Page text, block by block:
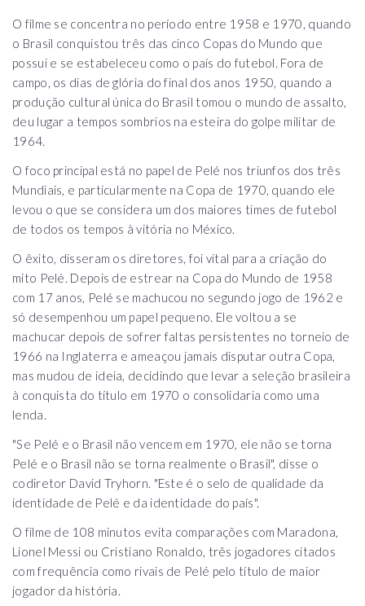
O filme se concentra no período entre 1958 e 1970, quando
o Brasil conquistou três das cinco Copas do Mundo que
possui e se estabeleceu como o país do futebol. Fora de
campo, os dias de glória do final dos anos 1950, quando a
produção cultural única do Brasil tomou o mundo de assalto,
deu lugar a tempos sombrios na esteira do golpe militar de
1964.
O foco principal está no papel de Pelé nos triunfos dos três
Mundiais, e particularmente na Copa de 1970, quando ele
levou o que se considera um dos maiores times de futebol
de todos os tempos à vitória no México.
O êxito, disseram os diretores, foi vital para a criação do
mito Pelé. Depois de estrear na Copa do Mundo de 1958
com 17 anos, Pelé se machucou no segundo jogo de 1962 e
só desempenhou um papel pequeno. Ele voltou a se
machucar depois de sofrer faltas persistentes no torneio de
1966 na Inglaterra e ameaçou jamais disputar outra Copa,
mas mudou de ideia, decidindo que levar a seleção brasileira
à conquista do título em 1970 o consolidaria como uma
lenda.
"Se Pelé e o Brasil não vencem em 1970, ele não se torna
Pelé e o Brasil não se torna realmente o Brasil", disse o
codiretor David Tryhorn. "Este é o selo de qualidade da
identidade de Pelé e da identidade do país".
O filme de 108 minutos evita comparações com Maradona,
Lionel Messi ou Cristiano Ronaldo, três jogadores citados
com frequência como rivais de Pelé pelo título de maior
jogador da história.